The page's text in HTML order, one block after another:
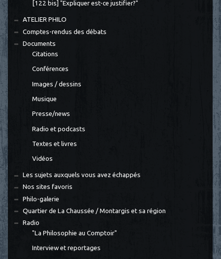
[122 bis] "Expliquer est-ce justifier?"
ATELIER PHILO
Comptes-rendus des débats
Documents
Citations
Conférences
Images / dessins
Musique
Presse/news
Radio et podcasts
Textes et livres
Vidéos
Les sujets auxquels vous avez échappés
Nos sites favoris
Philo-galerie
Quartier de La Chaussée / Montargis et sa région
Radio
"La Philosophie au Comptoir"
Interview et reportages